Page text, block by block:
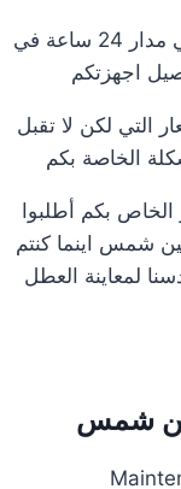
فريق مخصص للرد علي كافة اسئلتكم علي مدار 24 ساعة في
اجهزتكم
التي لكن لا تقبل
الخاصة بكم
بكم أطلبوا
شمس اينما كنتم
لمعاينة العطل
شمس